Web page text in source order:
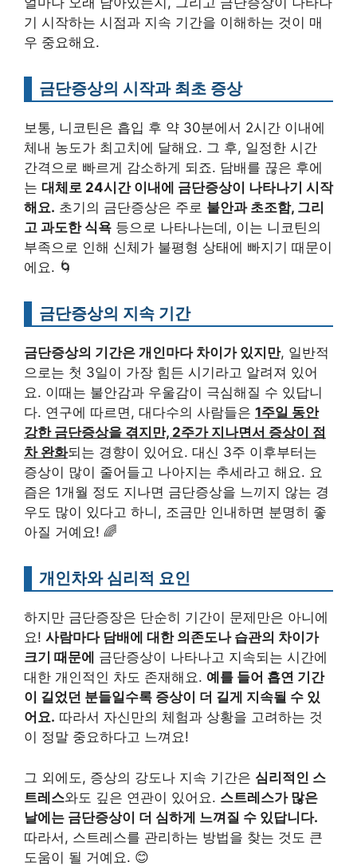
기 시작하는 시점과 지속 기간을 이해하는 것이 매
우 중요해요.
금단증상의 시작과 최초 증상
보통, 니코틴은 흡입 후 약 30분에서 2시간 이내에
체내 농도가 최고치에 달해요. 그 후, 일정한 시간
간격으로 빠르게 감소하게 되죠. 담배를 끊은 후에
는 대체로 24시간 이내에 금단증상이 나타나기 시작
해요. 초기의 금단증상은 주로 불안과 초조함, 그리
고 과도한 식욕 등으로 나타나는데, 이는 니코틴의
부족으로 인해 신체가 불평형 상태에 빠지기 때문이
에요. 🌀
금단증상의 지속 기간
금단증상의 기간은 개인마다 차이가 있지만, 일반적
으로는 첫 3일이 가장 힘든 시기라고 알려져 있어
요. 이때는 불안감과 우울감이 극심해질 수 있답니
다. 연구에 따르면, 대다수의 사람들은 1주일 동안
강한 금단증상을 겪지만, 2주가 지나면서 증상이 점
차 완화되는 경향이 있어요. 대신 3주 이후부터는
증상이 많이 줄어들고 나아지는 추세라고 해요. 요
즘은 1개월 정도 지나면 금단증상을 느끼지 않는 경
우도 많이 있다고 하니, 조금만 인내하면 분명히 좋
아질 거예요! 🌈
개인차와 심리적 요인
하지만 금단증장은 단순히 기간이 문제만은 아니에
요! 사람마다 담배에 대한 의존도나 습관의 차이가
크기 때문에 금단증상이 나타나고 지속되는 시간에
대한 개인적인 차도 존재해요. 예를 들어 흡연 기간
이 길었던 분들일수록 증상이 더 길게 지속될 수 있
어요. 따라서 자신만의 체험과 상황을 고려하는 것
이 정말 중요하다고 느껴요!
그 외에도, 증상의 강도나 지속 기간은 심리적인 스
트레스와도 깊은 연관이 있어요. 스트레스가 많은
날에는 금단증상이 더 심하게 느껴질 수 있답니다.
따라서, 스트레스를 관리하는 방법을 찾는 것도 큰
도움이 될 거예요. 😊